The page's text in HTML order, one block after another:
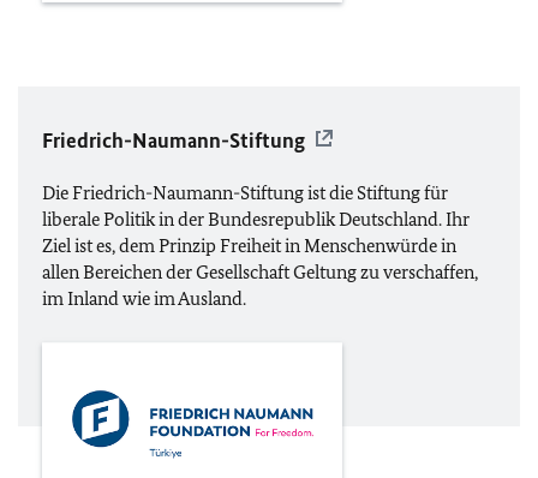
Friedrich-Naumann-Stiftung
Die Friedrich-Naumann-Stiftung ist die Stiftung für
liberale Politik in der Bundesrepublik Deutschland. Ihr
Ziel ist es, dem Prinzip Freiheit in Menschenwürde in
allen Bereichen der Gesellschaft Geltung zu verschaffen,
im Inland wie im Ausland.